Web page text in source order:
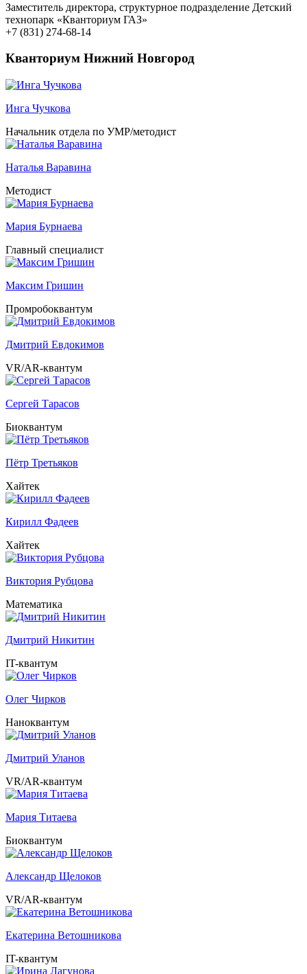
Заместитель директора, структурное подразделение Детский
технопарк «Кванториум ГАЗ»
+7 (831) 274-68-14
Кванториум Нижний Новгород
Инга Чучкова
Начальник отдела по УМР/методист
Наталья Варавина
Методист
Мария Бурнаева
Главный специалист
Максим Гришин
Промробоквантум
Дмитрий Евдокимов
VR/AR-квантум
Сергей Тарасов
Биоквантум
Пётр Третьяков
Хайтек
Кирилл Фадеев
Хайтек
Виктория Рубцова
Математика
Дмитрий Никитин
IT-квантум
Олег Чирков
Наноквантум
Дмитрий Уланов
VR/AR-квантум
Мария Титаева
Биоквантум
Александр Щелоков
VR/AR-квантум
Екатерина Ветошникова
IT-квантум